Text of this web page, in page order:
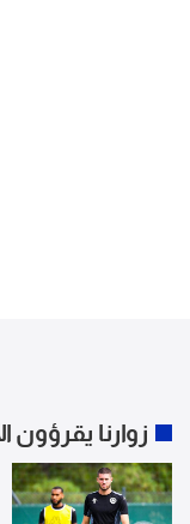
زوارنا يقرؤون